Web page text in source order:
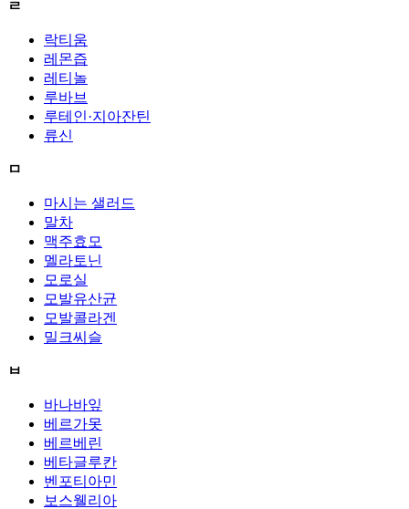
ㄹ
락티움
레몬즙
레티놀
루바브
루테인·지아잔틴
류신
ㅁ
마시는 샐러드
말차
맥주효모
멜라토닌
모로실
모발유산균
모발콜라겐
밀크씨슬
ㅂ
바나바잎
베르가못
베르베린
베타글루칸
벤포티아민
보스웰리아